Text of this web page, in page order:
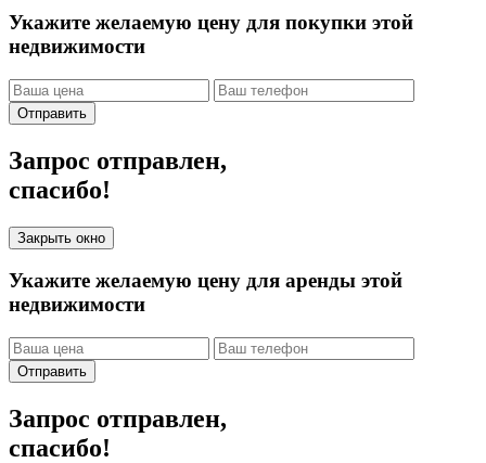
Укажите желаемую цену для покупки этой
недвижимости
Отправить
Запрос отправлен,
спасибо!
Закрыть окно
Укажите желаемую цену для аренды этой
недвижимости
Отправить
Запрос отправлен,
спасибо!